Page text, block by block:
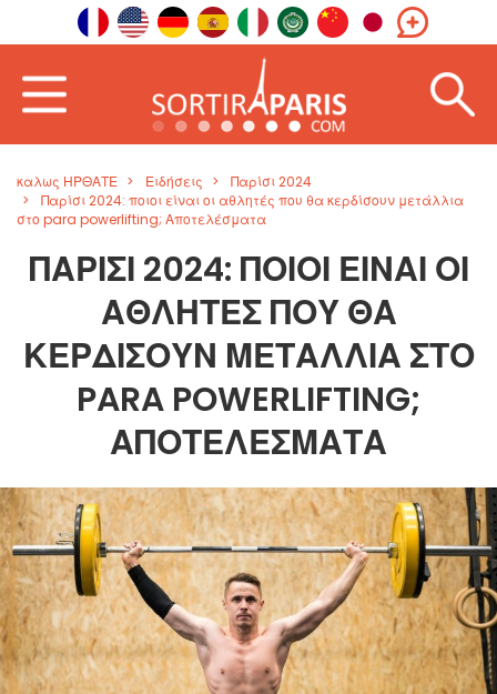
καλως ΗΡΘΑΤΕ Ειδήσεις
Παρίσι 2024
Παρίσι 2024: ποιοι είναι οι αθλητές που θα κερδίσουν μετάλλια
στο para powerlifting; Αποτελέσματα
ΠΑΡΊΣΙ 2024: ΠΟΙΟΙ ΕΊΝΑΙ ΟΙ
ΑΘΛΗΤΈΣ ΠΟΥ ΘΑ
ΚΕΡΔΊΣΟΥΝ ΜΕΤΆΛΛΙΑ ΣΤΟ
PARA POWERLIFTING;
ΑΠΟΤΕΛΈΣΜΑΤΑ